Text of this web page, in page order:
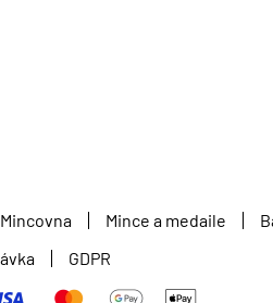
Mincovna Mince a medaile
GDPR